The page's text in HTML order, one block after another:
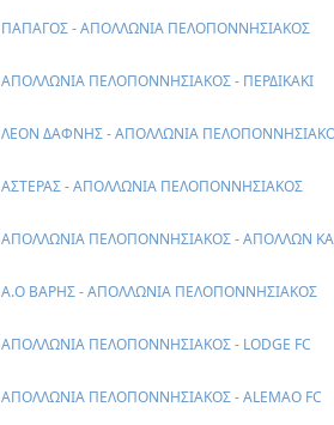
ΠΑΠΑΓΟΣ - ΑΠΟΛΛΩΝΙΑ ΠΕΛΟΠΟΝΝΗΣΙΑΚΟΣ
ΑΠΟΛΛΩΝΙΑ ΠΕΛΟΠΟΝΝΗΣΙΑΚΟΣ - ΠΕΡΔΙΚΑΚΙ
ΛΕΟΝ ΔΑΦΝΗΣ - ΑΠΟΛΛΩΝΙΑ
ΑΣΤΕΡΑΣ - ΑΠΟΛΛΩΝΙΑ ΠΕΛΟΠΟΝΝΗΣΙΑΚΟΣ
ΑΠΟΛΛΩΝΙΑ ΠΕΛΟΠΟΝΝΗΣΙΑΚΟΣ - ΑΠΟΛΛΩΝ
Α.Ο ΒΑΡΗΣ - ΑΠΟΛΛΩΝΙΑ ΠΕΛΟΠΟΝΝΗΣΙΑΚΟΣ
ΑΠΟΛΛΩΝΙΑ ΠΕΛΟΠΟΝΝΗΣΙΑΚΟΣ - LODGE FC
ΑΠΟΛΛΩΝΙΑ ΠΕΛΟΠΟΝΝΗΣΙΑΚΟΣ - ALEMAO FC